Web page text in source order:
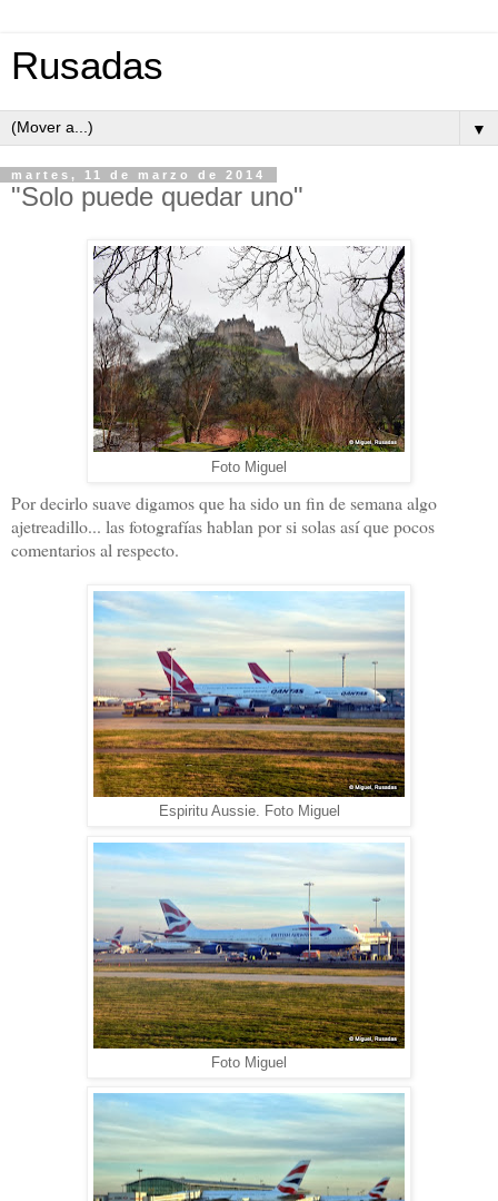
Rusadas
▼
martes, 11 de marzo de 2014
"Solo puede quedar uno"
Foto Miguel
Por decirlo suave digamos que ha sido un fin de semana algo
ajetreadillo... las fotografías hablan por si solas así que pocos
comentarios al respecto.
Espiritu Aussie. Foto Miguel
Foto Miguel